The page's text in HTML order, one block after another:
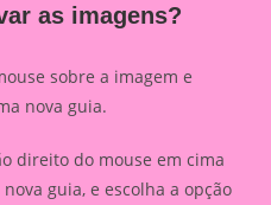
as imagens?
sobre a imagem e
nova guia.
direito do mouse em cima
guia, e escolha a opção